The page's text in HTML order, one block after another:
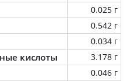
0.025 г
0.542 г
0.034 г
кислоты
3.178 г
0.046 г